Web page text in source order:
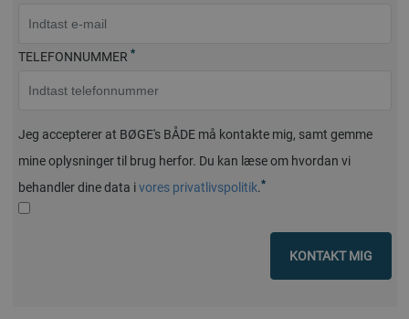
TELEFONNUMMER *
Jeg accepterer at BØGE's BÅDE må kontakte mig, samt gemme
mine oplysninger til brug herfor. Du kan læse om hvordan vi
behandler dine data ivores privatlivspolitik.*
KONTAKT MIG